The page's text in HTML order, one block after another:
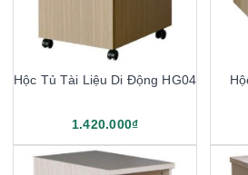
Hộc Tủ Tài Liệu Di Động HG04
1.420.000₫